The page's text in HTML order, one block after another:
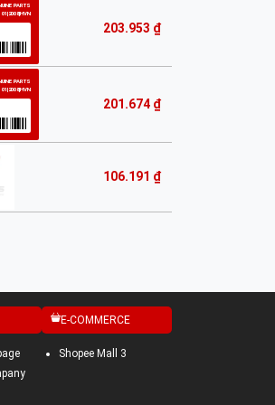
203.953 ₫
201.674 ₫
106.191 ₫
E-COMMERCE
Shopee Mall 3